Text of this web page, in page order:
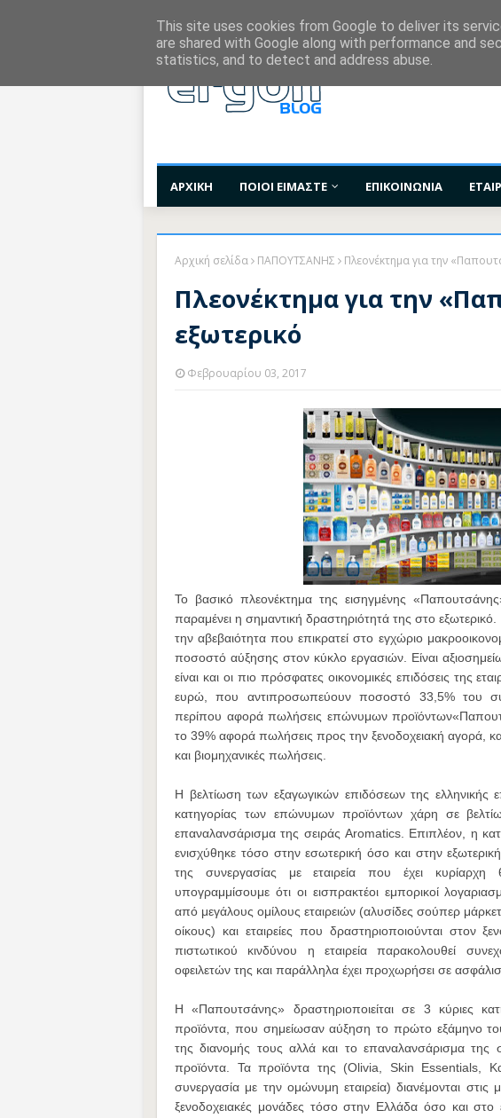
ΑΡΧΙΚΗ ΠΟΙΟΙ ΕΙΜΑΣΤΕ ΕΠΙΚΟΙΝΩΝΙΑ
Αρχική σελίδα ΠΑΠΟΥΤΣΑΝΗΣ Πλεονέκτημα για την
Πλεονέκτημα για την
εξωτερικό
Φεβρουαρίου 03, 2017
To βασικό πλεονέκτημα της εισηγμένης
παραμένει η σημαντική δραστηριότητά της στο
την αβεβαιότητα που επικρατεί στο εγχώριο
ποσοστό αύξησης στον κύκλο εργασιών. Είναι
είναι και οι πιο πρόσφατες οικονομικές επιδόσεις της
ευρώ, που αντιπροσωπεύουν ποσοστό 33,5% του
περίπου αφορά πωλήσεις επώνυμων
το 39% αφορά πωλήσεις προς την ξενοδοχειακή αγορά,
και βιομηχανικές πωλήσεις.
Η βελτίωση των εξαγωγικών επιδόσεων της ελληνικής
κατηγορίας των επώνυμων προϊόντων χάρη σε
επαναλανσάρισμα της σειράς Aromatics. Επιπλέον, η
ενισχύθηκε τόσο στην εσωτερική όσο και στην
της συνεργασίας με εταιρεία που έχει
υπογραμμίσουμε ότι οι εισπρακτέοι εμπορικοί
από μεγάλους ομίλους εταιρειών (αλυσίδες σούπερ
οίκους) και εταιρείες που δραστηριοποιούνται στον
πιστωτικού κινδύνου η εταιρεία παρακολουθεί
οφειλετών της και παράλληλα έχει προχωρήσει σε
Η «Παπουτσάνης» δραστηριοποιείται σε 3 κύριες
προϊόντα, που σημείωσαν αύξηση το πρώτο εξάμηνο
της διανομής τους αλλά και το επαναλανσάρισμα της
προϊόντα. Τα προϊόντα της (Olivia, Skin Essentials,
συνεργασία με την ομώνυμη εταιρεία) διανέμονται στις
ξενοδοχειακές μονάδες τόσο στην Ελλάδα όσο και στο
This site uses cookies from Google to deliver its
are shared with Google along with performance and
statistics, and to detect and address abuse.